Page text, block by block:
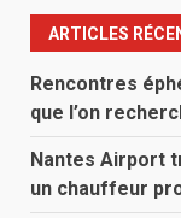
ARTICLES
Rencontres
que l’on
Nantes Airport
un chauffeur